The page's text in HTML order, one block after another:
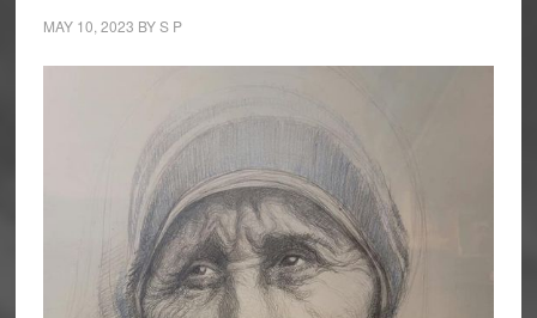
MAY 10, 2023 BYS P